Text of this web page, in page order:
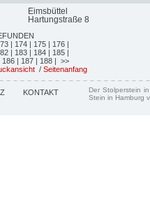
Eimsbüttel
Hartungstraße 8
| 174 | 175 | 176 |
| 183 | 184 | 185 |
186 | 187 | 188 | >>
/ Seitenanfang
KONTAKT
Der Stolperstein
Stein in Hamburg